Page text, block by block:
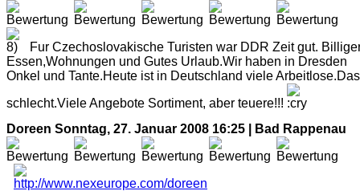
Fur Czechoslovakische Turisten war DDR Zeit gut.
Essen,Wohnungen und Gutes Urlaub.Wir haben in Dresden
Onkel und Tante.Heute ist in Deutschland viele
schlecht.Viele Angebote Sortiment, aber teuere!!!
Doreen Sonntag, 27. Januar 2008 16:25 | Bad Rappenau